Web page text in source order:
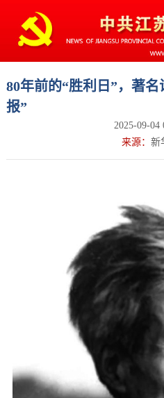
80年前的“胜利日”，著
报”
2025-09-04
来源： 新